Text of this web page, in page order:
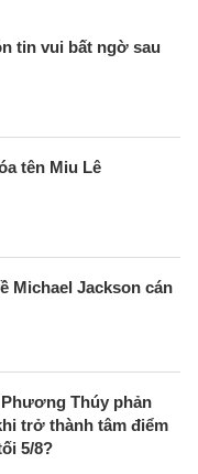
tin vui bất ngờ sau
tên Miu Lê
Michael Jackson cán
Thúy phản
trở thành tâm điểm
5/8?